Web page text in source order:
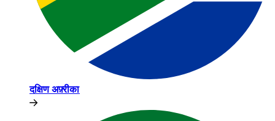
दक्षिण अफ़्रीका​​